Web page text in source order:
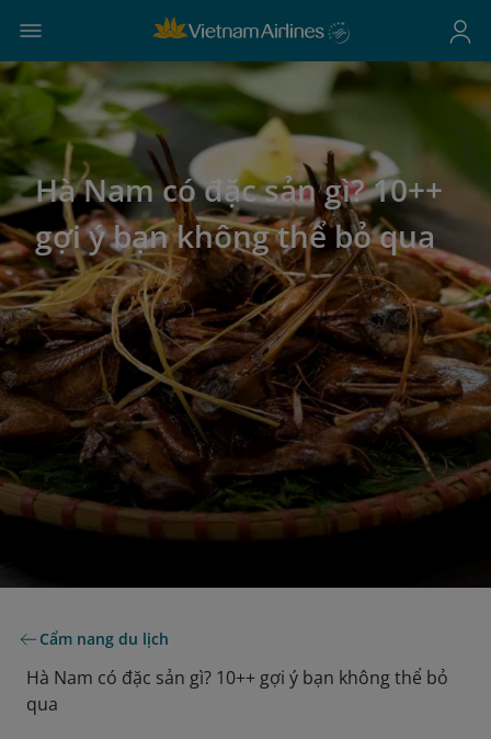
Hà Nam có đặc sản gì? 10++
gợi ý bạn không thể bỏ qua
Cẩm nang du lịch
Hà Nam có đặc sản gì? 10++ gợi ý bạn không thể bỏ
qua